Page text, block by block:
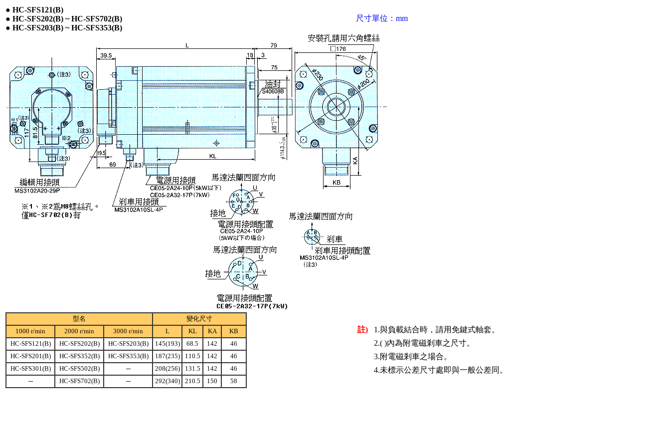
● HC-SFS121(B)
● HC-SFS202(B) ~ HC-SFS702(B)
● HC-SFS203(B) ~ HC-SFS353(B)
尺寸單位：mm
型名
變化尺寸
1000 r/min
2000 r/min 3000 r/min L KL KA
KB
HC-SFS121(B)
HC-SFS202(B) HC-SFS203(B) 145(193) 68.5 142
46
HC-SFS201(B)
HC-SFS352(B) HC-SFS353(B) 187(235) 110.5 142
46
HC-SFS301(B)
HC-SFS502(B) ─ 208(256) 131.5 142
46
─
HC-SFS702(B) ─ 292(340) 210.5 150 58
註)
1.與負載結合時，請用免鍵式軸套。
2.( )內為附電磁剎車之尺寸。
3.附電磁剎車之場合。
4.未標示公差尺寸處即與一般公差同。